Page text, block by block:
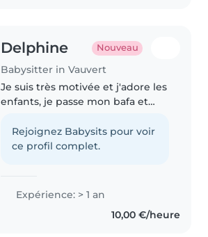
Delphine Nouveau
Babysitter in Vauvert
Je suis très motivée et j'adore les
enfants, je passe mon bafa et
m'apaise je suis responsable et je
pense à leur bien être. Je suis
Rejoignez Babysits pour voir
ce profil complet.
Expérience: > 1 an
10,00 €/heure